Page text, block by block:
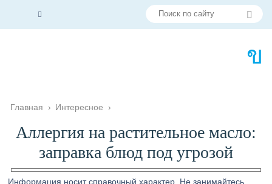
Главная › Интересное ›
Аллергия на растительное масло:
заправка блюд под угрозой
Информация носит справочный характер. Не занимайтесь